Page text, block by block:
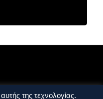
της τεχνολογίας.